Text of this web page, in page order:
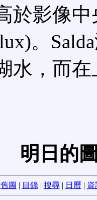
於影像
。
水，而
明日的
舊圖 | 目錄| 搜尋| 日曆 | 資